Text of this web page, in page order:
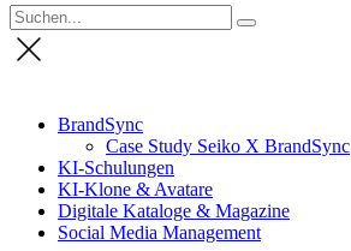
BrandSync
Case Study Seiko X BrandSync
KI-Schulungen
KI-Klone & Avatare
Digitale Kataloge & Magazine
Social Media Management